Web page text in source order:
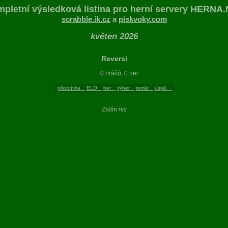
výsledková listina pro herní servery
scrabble.ik.cz a piskvoky.com
květen 2026
Reversi
0 hráčů, 0 her
přezdívka ELO her výher remíz úspě.
Zatím nic